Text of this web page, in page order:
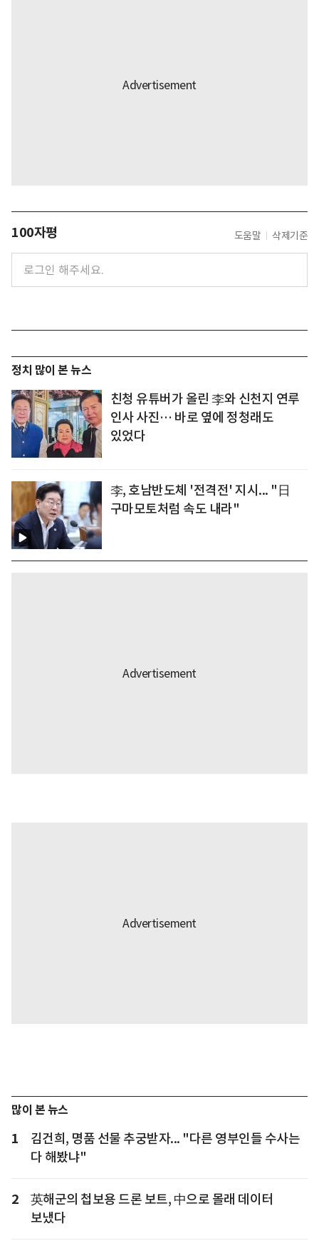
100자평 도움말 삭제기준
정치 많이 본 뉴스
친청 유튜버가 올린 李와 신천지 연루
인사 사진… 바로 옆에 정청래도
있었다
李, 호남반도체 '전격전' 지시... "日
구마모토처럼 속도 내라"
많이 본 뉴스
1
김건희, 명품 선물 추궁받자... "다른 영부인들 수사는
다 해봤냐"
2
英해군의 첩보용 드론 보트, 中으로 몰래 데이터
보냈다